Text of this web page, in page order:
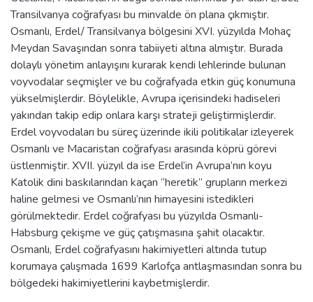
Transilvanya coğrafyası bu minvalde ön plana çıkmıştır.
Osmanlı, Erdel/ Transilvanya bölgesini XVI. yüzyılda Mohaç
Meydan Savaşından sonra tabiiyeti altına almıştır. Burada
dolaylı yönetim anlayışını kurarak kendi lehlerinde bulunan
voyvodalar seçmişler ve bu coğrafyada etkin güç konumuna
yükselmişlerdir. Böylelikle, Avrupa içerisindeki hadiseleri
yakından takip edip onlara karşı strateji geliştirmişlerdir.
Erdel voyvodaları bu süreç üzerinde ikili politikalar izleyerek
Osmanlı ve Macaristan coğrafyası arasında köprü görevi
üstlenmiştir. XVII. yüzyıl da ise Erdel’in Avrupa’nın koyu
Katolik dini baskılarından kaçan “heretik” grupların merkezi
haline gelmesi ve Osmanlı’nın himayesini istedikleri
görülmektedir. Erdel coğrafyası bu yüzyılda Osmanlı-
Habsburg çekişme ve güç çatışmasına şahit olacaktır.
Osmanlı, Erdel coğrafyasını hakimiyetleri altında tutup
korumaya çalışmada 1699 Karlofça antlaşmasından sonra bu
bölgedeki hakimiyetlerini kaybetmişlerdir.